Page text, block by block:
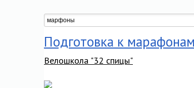
Подготовка к
Велошкола "32 спицы"